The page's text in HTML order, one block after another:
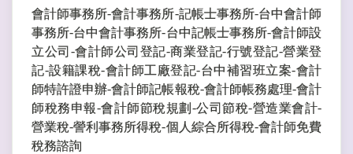
會計師事務所-會計事務所-記帳士事務所-台中會計師
事務所-台中會計事務所-台中記帳士事務所-會計師設
立公司-會計師公司登記-商業登記-行號登記-營業登
記-設籍課稅-會計師工廠登記-台中補習班立案-會計
師特許證申辦-會計師記帳報稅-會計師帳務處理-會計
師稅務申報-會計師節稅規劃-公司節稅-營造業會計-
營業稅-謍利事務所得稅-個人綜合所得稅-會計師免費
稅務諮詢